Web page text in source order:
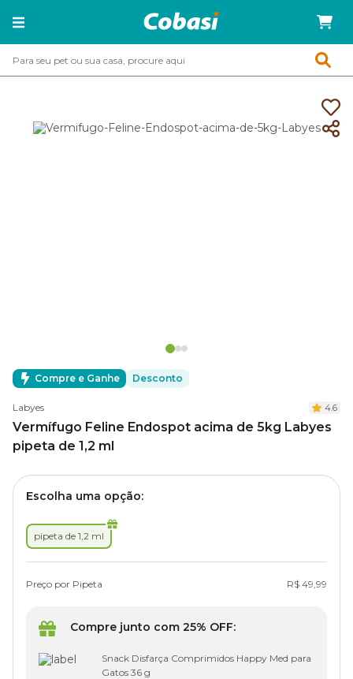
Compre e Ganhe Desconto
Labyes 4.6
Vermífugo Feline Endospot acima de 5kg Labyes
pipeta de 1,2 ml
Escolha uma opção:
pipeta de 1,2 ml
Preço por Pipeta R$ 49,99
Compre junto com 25% OFF:
Snack Disfarça Comprimidos Happy Med para
Gatos 36 g